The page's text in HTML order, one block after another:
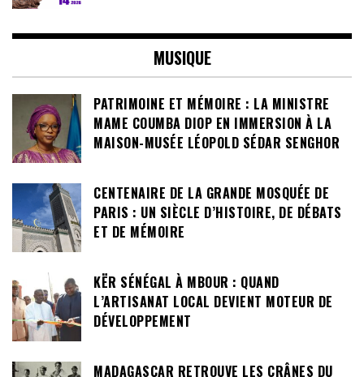
MUSIQUE
PATRIMOINE ET MÉMOIRE : LA MINISTRE
MAME COUMBA DIOP EN IMMERSION À LA
MAISON-MUSÉE LÉOPOLD SÉDAR SENGHOR
CENTENAIRE DE LA GRANDE MOSQUÉE DE
PARIS : UN SIÈCLE D’HISTOIRE, DE DÉBATS
ET DE MÉMOIRE
KËR SÉNÉGAL À MBOUR : QUAND
L’ARTISANAT LOCAL DEVIENT MOTEUR DE
DÉVELOPPEMENT
MADAGASCAR RETROUVE LES CRÂNES DU